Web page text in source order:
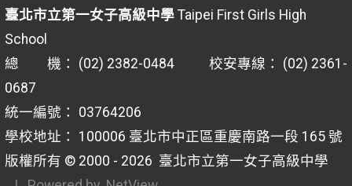
臺北市立第一女子高級中學Taipei First Girls High
School
總 機： (02) 2382-0484 校安專線： (02) 2361-
0687
統一編號： 03764206
學校地址： 100006 臺北市中正區重慶南路一段 165 號
版權所有 © 2000 - 2026 臺北市立第一女子高級中學